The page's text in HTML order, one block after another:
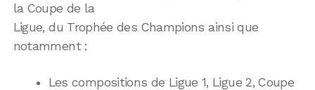
la Coupe de la
Ligue, du Trophée des Champions ainsi que
notamment :
Les compositions de Ligue 1, Ligue 2, Coupe